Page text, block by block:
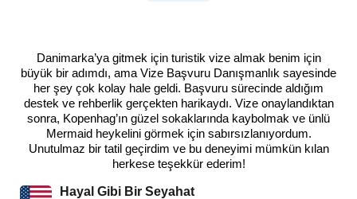
Danimarka’ya gitmek için turistik vize almak benim için
büyük bir adımdı, ama Vize Başvuru Danışmanlık sayesinde
her şey çok kolay hale geldi. Başvuru sürecinde aldığım
destek ve rehberlik gerçekten harikaydı. Vize onaylandıktan
sonra, Kopenhag’ın güzel sokaklarında kaybolmak ve ünlü
Mermaid heykelini görmek için sabırsızlanıyordum.
Unutulmaz bir tatil geçirdim ve bu deneyimi mümkün kılan
herkese teşekkür ederim!
Hayal Gibi Bir Seyahat